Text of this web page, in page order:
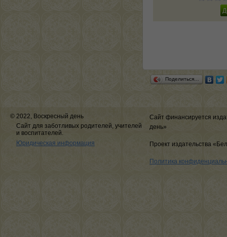
Поделиться…
© 2022, Воскресный день
Сайт для заботливых родителей, учителей
и воспитателей.
Юридическая информация
Сайт финансируется
день»
Проект издательства
Политика